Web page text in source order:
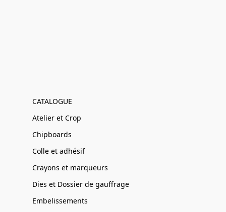
CATALOGUE
Atelier et Crop
Chipboards
Colle et adhésif
Crayons et marqueurs
Dies et Dossier de gauffrage
Embelissements